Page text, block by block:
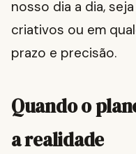
nosso dia a dia,
criativos ou em
prazo e precisão.
Quando o
a realidade